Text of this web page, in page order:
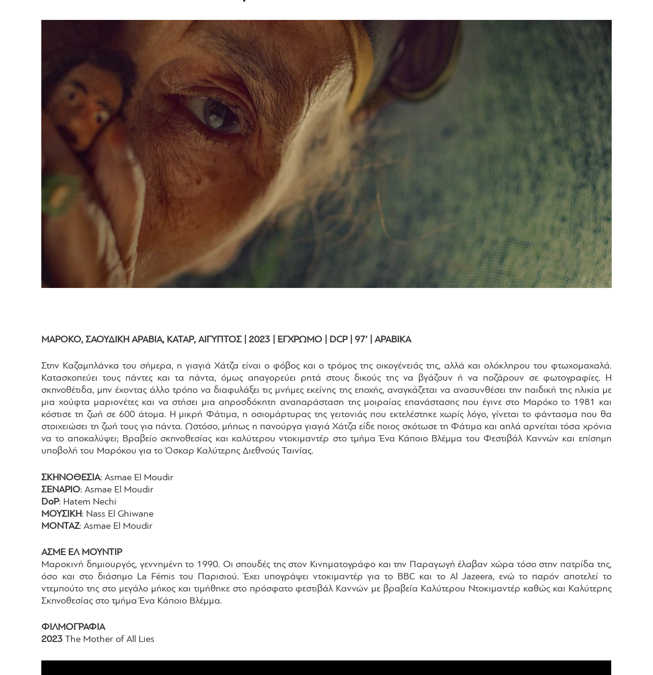
ΜΑΡΟΚΟ, ΣΑΟΥΔΙΚΗ ΑΡΑΒΙΑ, ΚΑΤΑΡ, ΑΙΓΥΠΤΟΣ | 2023 | ΕΓΧΡΩΜΟ | DCP | 97’ | ΑΡΑΒΙΚΑ
Στην Καζαμπλάνκα του σήμερα, η γιαγιά Χάτζα είναι ο φόβος και ο τρόμος της οικογένειάς της, αλλά και ολόκληρου του φτωχομαχαλά.
Κατασκοπεύει τους πάντες και τα πάντα, όμως απαγορεύει ρητά στους δικούς της να βγάζουν ή να ποζάρουν σε φωτογραφίες. Η
σκηνοθέτιδα, μην έχοντας άλλο τρόπο να διαφυλάξει τις μνήμες εκείνης της εποχής, αναγκάζεται να ανασυνθέσει την παιδική της ηλικία με
μια χούφτα μαριονέτες και να στήσει μια απροσδόκητη αναπαράσταση της μοιραίας επανάστασης που έγινε στο Μαρόκο το 1981 και
κόστισε τη ζωή σε 600 άτομα. Η μικρή Φάτιμα, η οσιομάρτυρας της γειτονιάς που εκτελέστηκε χωρίς λόγο, γίνεται το φάντασμα που θα
στοιχειώσει τη ζωή τους για πάντα. Ωστόσο, μήπως η πανούργα γιαγιά Χάτζα είδε ποιος σκότωσε τη Φάτιμα και απλά αρνείται τόσα χρόνια
να το αποκαλύψει; Βραβείο σκηνοθεσίας και καλύτερου ντοκιμαντέρ στο τμήμα Ένα Κάποιο Βλέμμα του Φεστιβάλ Καννών και επίσημη
υποβολή του Μαρόκου για το Όσκαρ Καλύτερης Διεθνούς Ταινίας.
ΣΚΗΝΟΘΕΣΙΑ: Asmae El Moudir
ΣΕΝΑΡΙΟ: Asmae El Moudir
DoP: Hatem Nechi
ΜΟΥΣΙΚΗ: Nass El Ghiwane
ΜΟΝΤΑΖ: Asmae El Moudir
ΑΣΜΕ ΕΛ ΜΟΥΝΤΙΡ
Μαροκινή δημιουργός, γεννημένη το 1990. Οι σπουδές της στον Κινηματογράφο και την Παραγωγή έλαβαν χώρα τόσο στην πατρίδα της,
όσο και στο διάσημο La Fémis του Παρισιού. Έχει υπογράψει ντοκιμαντέρ για το BBC και το Al Jazeera, ενώ το παρόν αποτελεί το
ντεμπούτο της στο μεγάλο μήκος και τιμήθηκε στο πρόσφατο φεστιβάλ Καννών με βραβεία Καλύτερου Ντοκιμαντέρ καθώς και Καλύτερης
Σκηνοθεσίας στο τμήμα Ένα Κάποιο Βλέμμα.
ΦΙΛΜΟΓΡΑΦΙΑ
2023 The Mother of All Lies